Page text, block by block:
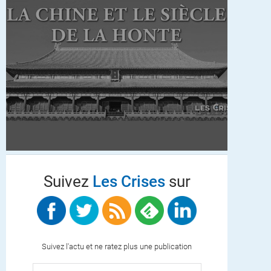
Suivez Les Crisessur
Suivez l'actu et ne ratez plus une publication